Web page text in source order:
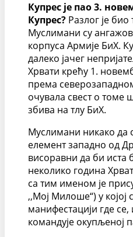
Купрес је пао 3.
Купрес? Разлог је
Муслимани су
корпуса Армије БиХ.
далеко јачег
Хрвати крећу 1.
према
очувала свест о томе
збива на тлу БиХ.
Муслимани никако да
елемент западно од
висоравни да би иста
неколико година
са тим именом је
,,Мој Милоше“) у којој
манифестацији где
командује окупљеној